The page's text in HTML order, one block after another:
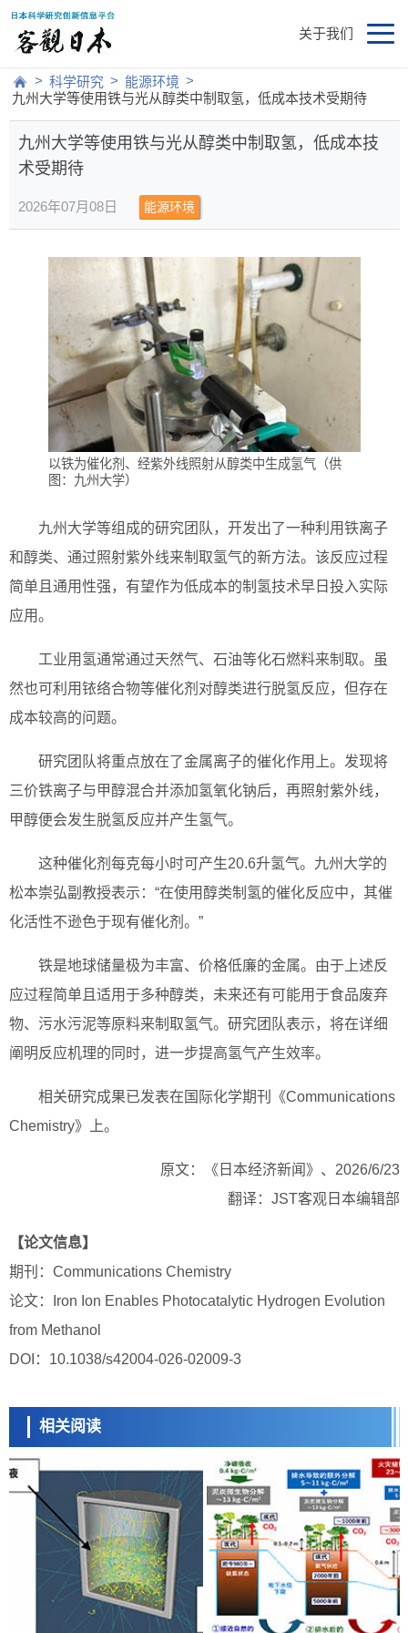
关于我们
> 科学研究 > 能源环境 >
九州大学等使用铁与光从醇类中制取氢，低成本技术受期待
九州大学等使用铁与光从醇类中制取氢，低成本技
术受期待
2026年07月08日 能源环境
以铁为催化剂、经紫外线照射从醇类中生成氢气（供
图：九州大学）
九州大学等组成的研究团队，开发出了一种利用铁离子
和醇类、通过照射紫外线来制取氢气的新方法。该反应过程
简单且通用性强，有望作为低成本的制氢技术早日投入实际
应用。
工业用氢通常通过天然气、石油等化石燃料来制取。虽
然也可利用铱络合物等催化剂对醇类进行脱氢反应，但存在
成本较高的问题。
研究团队将重点放在了金属离子的催化作用上。发现将
三价铁离子与甲醇混合并添加氢氧化钠后，再照射紫外线，
甲醇便会发生脱氢反应并产生氢气。
这种催化剂每克每小时可产生20.6升氢气。九州大学的
松本崇弘副教授表示：“在使用醇类制氢的催化反应中，其催
化活性不逊色于现有催化剂。”
铁是地球储量极为丰富、价格低廉的金属。由于上述反
应过程简单且适用于多种醇类，未来还有可能用于食品废弃
物、污水污泥等原料来制取氢气。研究团队表示，将在详细
阐明反应机理的同时，进一步提高氢气产生效率。
相关研究成果已发表在国际化学期刊《Communications
Chemistry》上。
原文：《日本经济新闻》、2026/6/23
翻译：JST客观日本编辑部
【论文信息】
期刊：Communications Chemistry
论文：Iron Ion Enables Photocatalytic Hydrogen Evolution
from Methanol
DOI：10.1038/s42004-026-02009-3
相关阅读